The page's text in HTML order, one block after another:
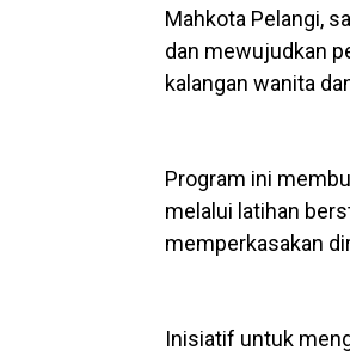
Mahkota Pelangi,
dan mewujudkan
kalangan wanita
Program ini
melalui latihan
memperkasakan
Inisiatif untuk